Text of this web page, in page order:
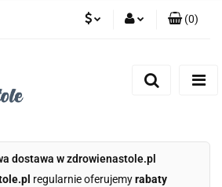
(0)
dostawa w zdrowienastole.pl
regularnie oferujemyrabaty